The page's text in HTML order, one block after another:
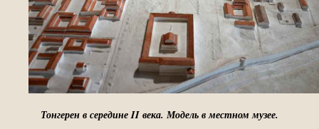
Тонгерен в середине II века. Модель в местном музее.